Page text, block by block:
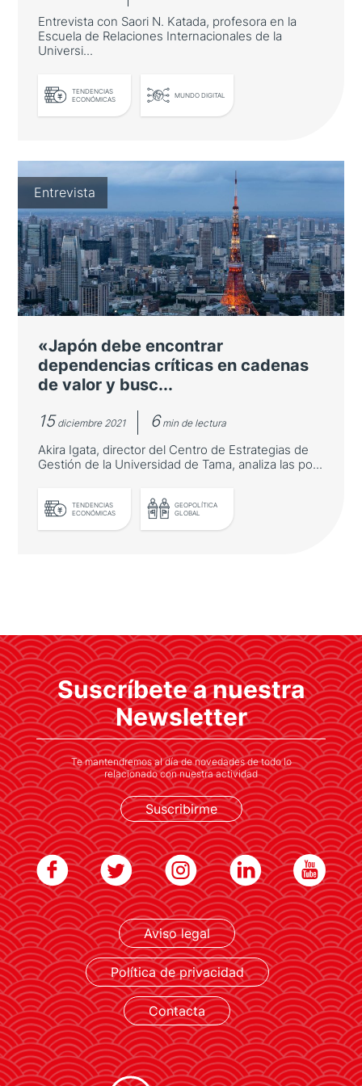
LEER MÁS
Entrevista con Saori N. Katada, profesora en la
Escuela de Relaciones Internacionales de la
Universi...
TENDENCIAS
ECONÓMICAS
MUNDO DIGITAL
Nuevo Capitalismo en Japón:
¿continuismo o ruptura?
Entrevista con Saori N. Katada, profesora en
la Escuela de Relaciones Internacionales de
la University of Southern California, sobre las
nuevas recetas económicas del gobierno
Kishida.
LEER MÁS
Entrevista
«Japón debe encontrar
dependencias críticas en cadenas
de valor y busc...
15 diciembre 2021 6 min de lectura
Akira Igata, director del Centro de Estrategias de
Gestión de la Universidad de Tama, analiza las po...
TENDENCIAS
ECONÓMICAS
GEOPOLÍTICA
GLOBAL
de valor y buscar alternativas»
Akira Igata, director del Centro de
Estrategias de Gestión de la Universidad de
Tama, analiza las políticas de Seguridad
Económica de Japón.
LEER MÁS
Suscríbete a nuestra
Newsletter
Te mantendremos al día de novedades de todo lo
relacionado con nuestra actividad
Suscribirme
Aviso legal
Política de privacidad
Contacta